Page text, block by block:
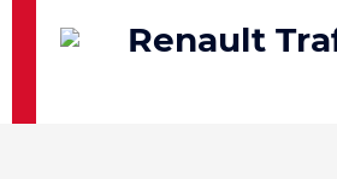
Renault